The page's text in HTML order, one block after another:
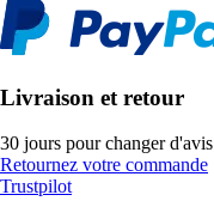
Livraison et retour
30 jours pour changer d'avis
Retournez votre commande
Trustpilot